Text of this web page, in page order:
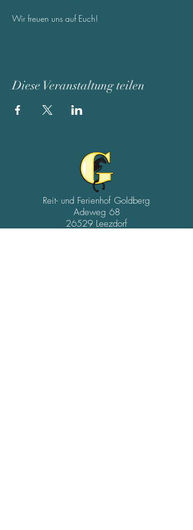
Wir freuen uns auf Euch!
Diese Veranstaltung teilen
Reit- und Ferienhof Goldberg
Adeweg 68
26529 Leezdorf